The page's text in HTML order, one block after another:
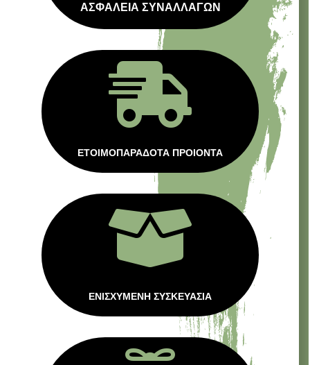
ΑΣΦΑΛΕΙΑ ΣΥΝΑΛΛΑΓΩΝ

ΕΤΟΙΜΟΠΑΡΑΔΟΤΑ ΠΡΟΙΟΝΤΑ

ΕΝΙΣΧΥΜΕΝΗ ΣΥΣΚΕΥΑΣΙΑ